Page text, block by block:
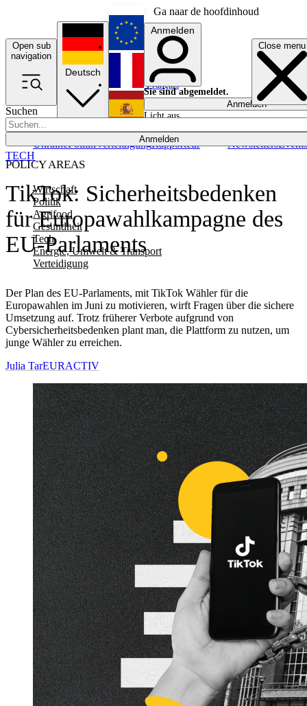
Ga naar de hoofdinhoud
Open sub
navigation
Close menu
Suchen
Anmelden
POLICY AREAS
Wirtschaft
Politik
Agrifood
Gesundheit
Tech
Energie, Umwelt & Transport
Verteidigung
UkrainePolitikVerteidigungRapporteur NewslettersEvents
Deutsch
English
Français
Anmelden
Sie sind abgemeldet.
Anmelden
Licht aus
TikTok: Sicherheitsbedenken
für Europawahlkampagne des
EU-Parlaments
Der Plan des EU-Parlaments, mit TikTok Wähler für die
Europawahlen im Juni zu motivieren, wirft Fragen über die sichere
Umsetzung auf. Trotz früherer Verbote aufgrund von
Cybersicherheitsbedenken plant man, die Plattform zu nutzen, um
junge Wähler zu erreichen.
TECH
Julia TarEURACTIV